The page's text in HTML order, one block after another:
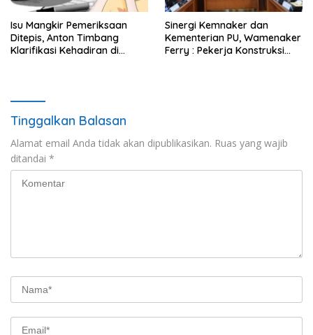
Isu Mangkir Pemeriksaan
Ditepis, Anton Timbang
Klarifikasi Kehadiran di
Sinergi Kemnaker dan
Kementerian PU, Wamenaker
Ferry : Pekerja Konstruksi
Tinggalkan Balasan
Alamat email Anda tidak akan dipublikasikan. Ruas yang wajib
ditandai *